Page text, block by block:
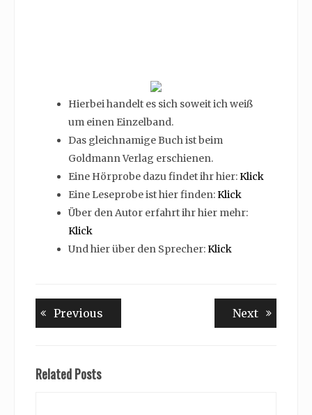
Hierbei handelt es sich soweit ich weiß
um einen Einzelband.
Das gleichnamige Buch ist beim
Goldmann Verlag erschienen.
Eine Hörprobe dazu findet ihr hier:Klick
Eine Leseprobe ist hier finden:Klick
Über den Autor erfahrt ihr hier mehr:
Klick
Und hier über den Sprecher:Klick
Beitragsnavigation
Previous NextNext
Related Posts